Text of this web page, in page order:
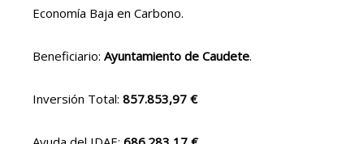
Economía Baja en Carbono.
Beneficiario: Ayuntamiento de Caudete.
Inversión Total: 857.853,97 €